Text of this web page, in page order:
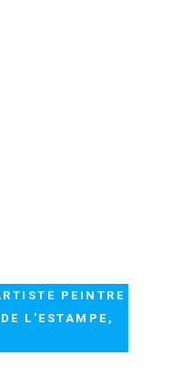
PEINTRE
L'ESTAMPE,